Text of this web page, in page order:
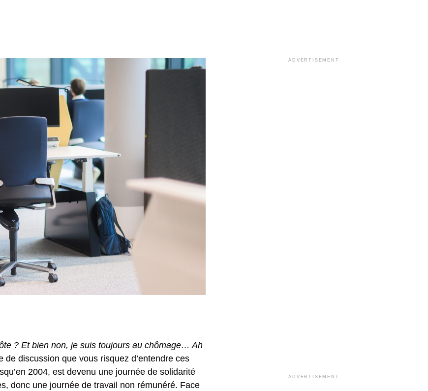
? Et bien non, je suis toujours au chômage… Ah
de discussion que vous risquez d’entendre ces
2004, est devenu une journée de solidarité
donc une journée de travail non rémunéré. Face
ADVERTISEMENT
ADVERTISEMENT